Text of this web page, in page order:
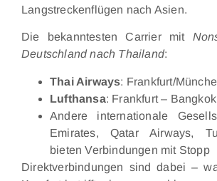
Langstreckenflügen nach Asien.
Die bekanntesten Carrier mit
Deutschland nach Thailand:
Thai Airways: Frankfurt/
Lufthansa: Frankfurt – Bangkok
Andere internationale
Emirates, Qatar Airways,
bieten Verbindungen mit Stopp
Direktverbindungen sind dabei –